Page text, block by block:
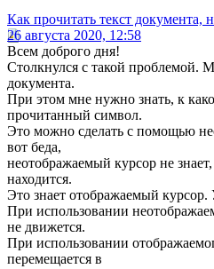
Как прочитать текст документа,
26 августа 2020, 12:58
Всем доброго дня!
Столкнулся с такой проблемой.
документа.
При этом мне нужно знать, к
прочитанный символ.
Это можно сделать с помощью
вот беда,
неотображаемый курсор не
находится.
Это знает отображаемый курсор.
При использовании
не движется.
При использовании
перемещается в